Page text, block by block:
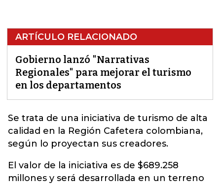
ARTÍCULO RELACIONADO
Gobierno lanzó "Narrativas
Regionales" para mejorar el turismo
en los departamentos
Se trata de una iniciativa de turismo de alta
calidad en la Región Cafetera colombiana,
según lo proyectan sus creadores.
El valor de la iniciativa es de $689.258
millones y será desarrollada en un terreno